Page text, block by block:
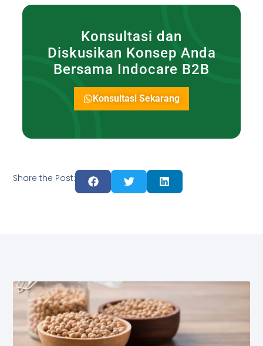
Konsultasi dan
Diskusikan Konsep Anda
Bersama Indocare B2B
Konsultasi Sekarang
Share the Post: